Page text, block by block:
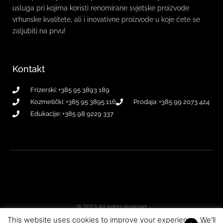
usluga pri kojima koristi renomirane svjetske proizvode
vrhunske kvalitete, ali i inovativne proizvode u koje ćete se
zaljubiti na prvu!
Kontakt
Frizerski: +385 95 3893 189
Kozmetički: +385 95 3895 116
Prodaja: +385 99 2073 424
Edukacije: +385 98 9229 337
© 2023 All rights reserved
This website uses cookies to improve your experience. We'll